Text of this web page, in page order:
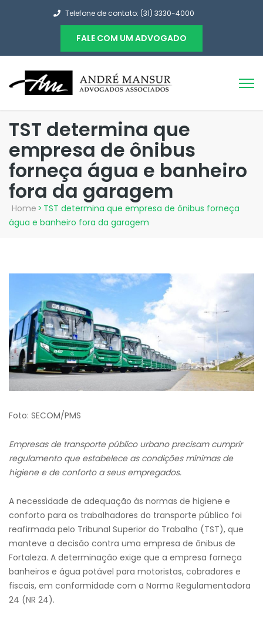
Telefone de contato: (31) 3330-4000
FALE COM UM ADVOGADO
TST determina que
empresa de ônibus
forneça água e banheiro
fora da garagem
Home > TST determina que empresa de ônibus forneça
água e banheiro fora da garagem
Foto: SECOM/PMS
Empresas de transporte público urbano precisam cumprir
regulamento que estabelece as condições mínimas de
higiene e de conforto a seus empregados.
A necessidade de adequação às normas de higiene e
conforto para os trabalhadores do transporte público foi
reafirmada pelo Tribunal Superior do Trabalho (TST), que
manteve a decisão contra uma empresa de ônibus de
Fortaleza. A determinação exige que a empresa forneça
banheiros e água potável para motoristas, cobradores e
fiscais, em conformidade com a Norma Regulamentadora
24 (NR 24).